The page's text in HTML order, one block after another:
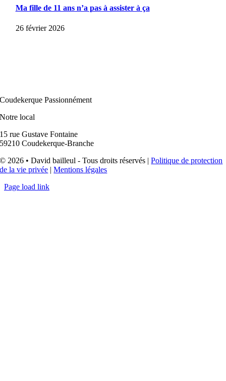
Ma fille de 11 ans n’a pas à assister à ça
26 février 2026
Coudekerque Passionnément
Notre local
15 rue Gustave Fontaine
59210 Coudekerque-Branche
© 2026 • David bailleul - Tous droits réservés |Politique de protection
de la vie privée |Mentions légales
Page load link